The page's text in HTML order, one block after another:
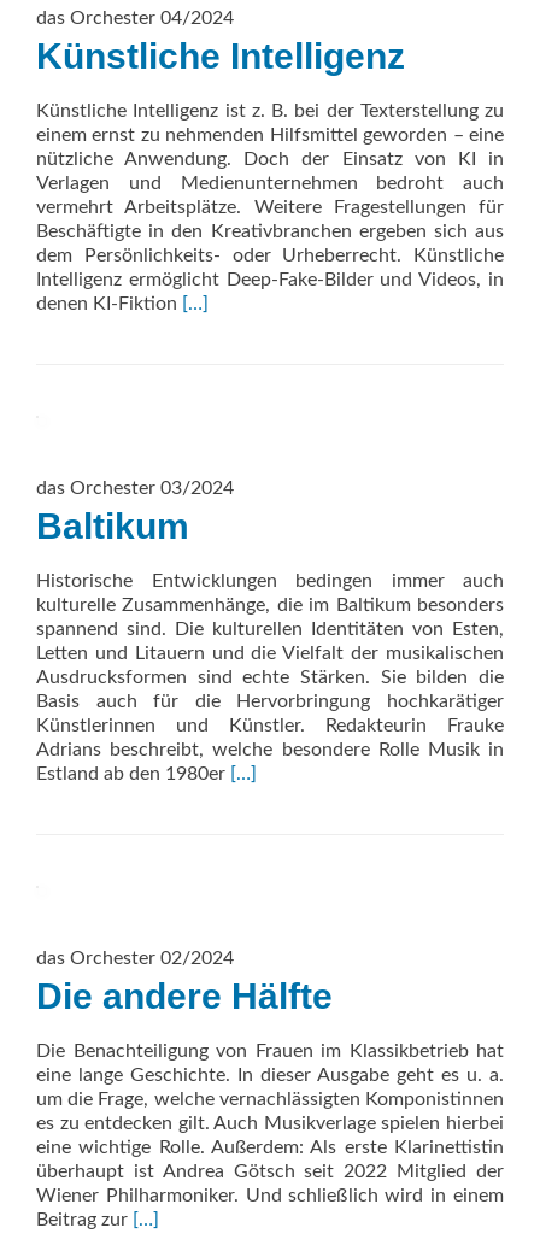
das Orchester 04/2024
Künstliche Intelligenz
Künstliche Intelligenz ist z. B. bei der Texterstellung zu
einem ernst zu nehmenden Hilfsmittel geworden – eine
nützliche Anwendung. Doch der Einsatz von KI in
Verlagen und Medienunternehmen bedroht auch
vermehrt Arbeitsplätze. Weitere Fragestellungen für
Beschäftigte in den Kreativbranchen ergeben sich aus
dem Persönlichkeits- oder Urheberrecht. Künstliche
Intelligenz ermöglicht Deep-Fake-Bilder und Videos, in
denen KI-Fiktion Read
[…]
das Orchester 03/2024
Baltikum
Historische Entwicklungen bedingen immer auch
kulturelle Zusammenhänge, die im Baltikum besonders
spannend sind. Die kulturellen Identitäten von Esten,
Letten und Litauern und die Vielfalt der musikalischen
Ausdrucksformen sind echte Stärken. Sie bilden die
Basis auch für die Hervorbringung hochkarätiger
Künstlerinnen und Künstler. Redakteurin Frauke
Adrians beschreibt, welche besondere Rolle Musik in
Estland ab den 1980er Read
[…]
das Orchester 02/2024
Die andere Hälfte
Die Benachteiligung von Frauen im Klassikbetrieb hat
eine lange Geschichte. In dieser Ausgabe geht es u. a.
um die Frage, welche vernachlässigten Komponistinnen
es zu entdecken gilt. Auch Musikverlage spielen hierbei
eine wichtige Rolle. Außerdem: Als erste Klarinettistin
überhaupt ist Andrea Götsch seit 2022 Mitglied der
Wiener Philharmoniker. Und schließlich wird in einem
Beitrag zur Read
[…]